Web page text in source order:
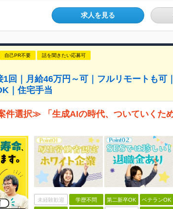
求人を見る
自己PR不要 話を聞きたい応募可
1回｜月給46万円～可｜フルリモートも可
｜住宅手当
件選択≫ 「生成AIの時代、ついていくた
未経験歓迎 学歴不問 第二新卒OK ベテランOK